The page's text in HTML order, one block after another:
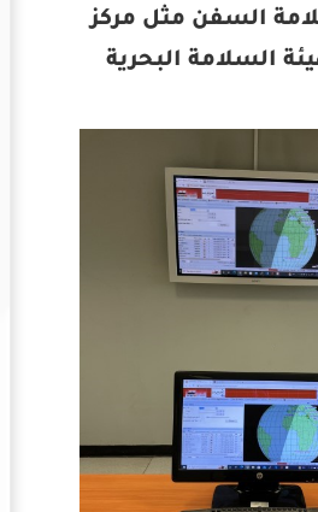
السفن مثل مركز
السلامة البحرية